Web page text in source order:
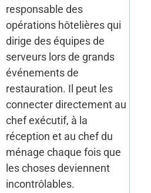
responsable des
opérations hôtelières qui
dirige des équipes de
serveurs lors de grands
événements de
restauration. Il peut les
connecter directement au
chef exécutif, à la
réception et au chef du
ménage chaque fois que
les choses deviennent
incontrôlables.